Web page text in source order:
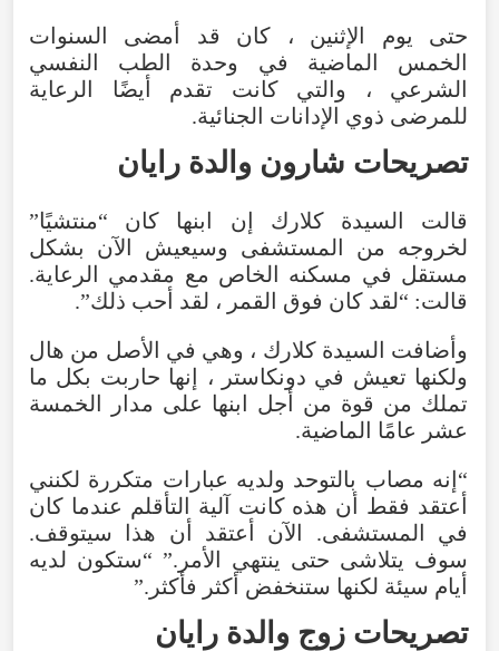
حتى يوم الإثنين ، كان قد أمضى السنوات
الخمس الماضية في وحدة الطب النفسي
الشرعي ، والتي كانت تقدم أيضًا الرعاية
للمرضى ذوي الإدانات الجنائية.
تصريحات شارون والدة رايان
قالت السيدة كلارك إن ابنها كان “منتشيًا”
لخروجه من المستشفى وسيعيش الآن بشكل
مستقل في مسكنه الخاص مع مقدمي الرعاية.
قالت: “لقد كان فوق القمر ، لقد أحب ذلك”.
وأضافت السيدة كلارك ، وهي في الأصل من هال
ولكنها تعيش في دونكاستر ، إنها حاربت بكل ما
تملك من قوة من أجل ابنها على مدار الخمسة
عشر عامًا الماضية.
“إنه مصاب بالتوحد ولديه عبارات متكررة لكنني
أعتقد فقط أن هذه كانت آلية التأقلم عندما كان
في المستشفى. الآن أعتقد أن هذا سيتوقف.
سوف يتلاشى حتى ينتهي الأمر.” “ستكون لديه
أيام سيئة لكنها ستنخفض أكثر فأكثر.”
تصريحات زوج والدة رايان